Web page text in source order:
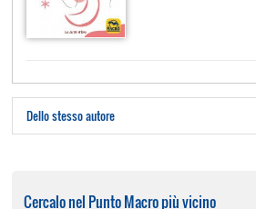
Dello stesso autore
Cercalo nel Punto Macro più vicino